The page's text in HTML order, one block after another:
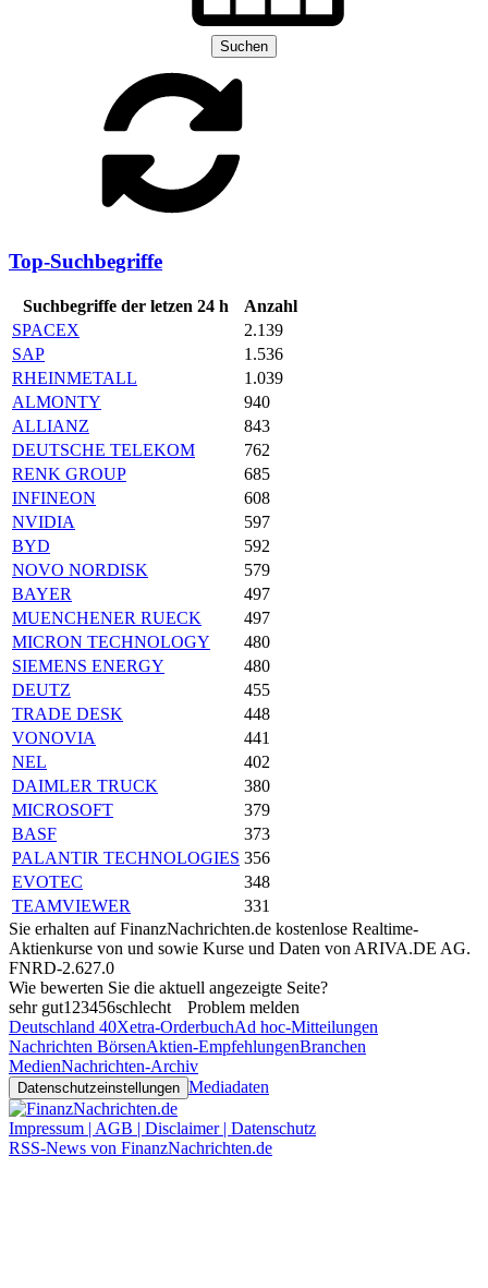
Suchen
Top-Suchbegriffe
Suchbegriffe der letzen 24 h
Anzahl
SPACEX
2.139
SAP
1.536
RHEINMETALL
1.039
ALMONTY
940
ALLIANZ
843
DEUTSCHE TELEKOM
762
RENK GROUP
685
INFINEON
608
NVIDIA
597
BYD
592
NOVO NORDISK
579
BAYER
497
MUENCHENER RUECK
497
MICRON TECHNOLOGY
480
SIEMENS ENERGY
480
DEUTZ
455
TRADE DESK
448
VONOVIA
441
NEL
402
DAIMLER TRUCK
380
MICROSOFT
379
BASF
373
PALANTIR TECHNOLOGIES 356
EVOTEC
348
TEAMVIEWER
331
Sie erhalten auf FinanzNachrichten.de kostenlose Realtime-
Aktienkurse von und sowie Kurse und Daten von ARIVA.DE AG.
FNRD-2.627.0
Wie bewerten Sie die aktuell angezeigte Seite?
sehr gut1 23456schlecht
Problem melden
Deutschland 40Xetra-OrderbuchAd hoc-Mitteilungen
Nachrichten BörsenAktien-EmpfehlungenBranchen
MedienNachrichten-Archiv
Datenschutzeinstellungen Mediadaten
Impressum | AGB | Disclaimer | Datenschutz
RSS-News von FinanzNachrichten.de